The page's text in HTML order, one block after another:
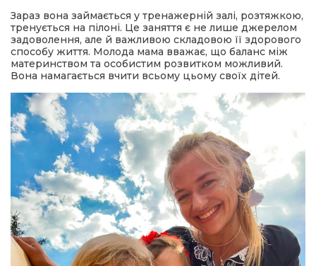
Зараз вона займається у тренажерній залі, розтяжкою,
тренується на пілоні. Це заняття є не лише джерелом
задоволення, але й важливою складовою її здорового
способу життя. Молода мама вважає, що баланс між
материнством та особистим розвитком можливий.
Вона намагається вчити всьому цьому своїх дітей.